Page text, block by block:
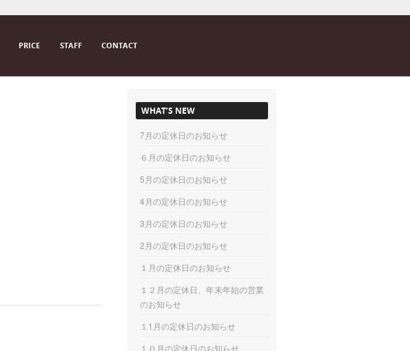
PRICE STAFF CONTACT
WHAT’S NEW
7月の定休日のお知らせ
６月の定休日のお知らせ
5月の定休日のお知らせ
4月の定休日のお知らせ
3月の定休日のお知らせ
2月の定休日のお知らせ
１月の定休日のお知らせ
１２月の定休日、年末年始の営業
のお知らせ
１1月の定休日のお知らせ
１０月の定休日のお知らせ